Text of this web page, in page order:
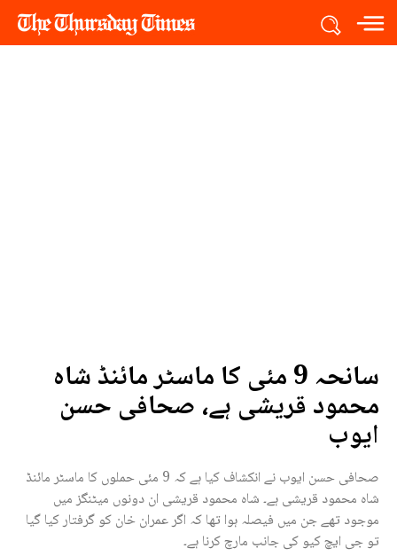
سانحہ 9 مئی کا ماسٹر مائنڈ شاہ
محمود قریشی ہے، صحافی حسن
ایوب
صحافی حسن ایوب نے انکشاف کیا ہے کہ 9 مئی حملوں کا ماسٹر مائنڈ
شاہ محمود قریشی ہے۔ شاہ محمود قریشی ان دونوں میٹنگز میں
موجود تھے جن میں فیصلہ ہوا تھا کہ اگر عمران خان کو گرفتار کیا گیا
تو جی ایچ کیو کی جانب مارچ کرنا ہے۔